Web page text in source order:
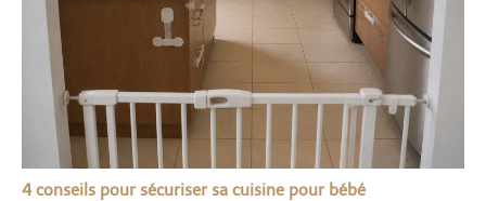
4 conseils pour sécuriser sa cuisine pour bébé